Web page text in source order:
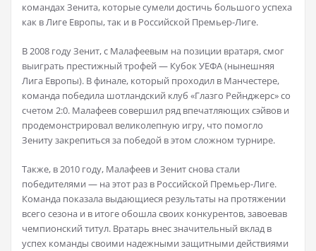
командах Зенита, которые сумели достичь большого успеха
как в Лиге Европы, так и в Российской Премьер-Лиге.
В 2008 году Зенит, с Малафеевым на позиции вратаря, смог
выиграть престижный трофей — Кубок УЕФА (нынешняя
Лига Европы). В финале, который проходил в Манчестере,
команда победила шотландский клуб «Глазго Рейнджерс» со
счетом 2:0. Малафеев совершил ряд впечатляющих сэйвов и
продемонстрировал великолепную игру, что помогло
Зениту закрепиться за победой в этом сложном турнире.
Также, в 2010 году, Малафеев и Зенит снова стали
победителями — на этот раз в Российской Премьер-Лиге.
Команда показала выдающиеся результаты на протяжении
всего сезона и в итоге обошла своих конкурентов, завоевав
чемпионский титул. Вратарь внес значительный вклад в
успех команды своими надежными защитными действиями